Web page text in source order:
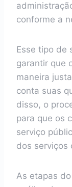
conforme a
Esse tipo de
garantir que
maneira
conta suas
disso, o
para que os
serviço
dos serviços
As etapas